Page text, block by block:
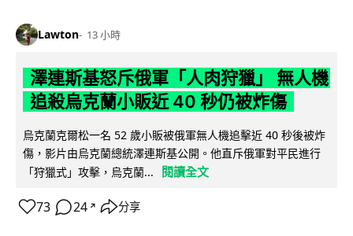
Lawton 13 小時
澤連斯基怒斥俄軍「人肉狩獵」 無人機
追殺烏克蘭小販近 40 秒仍被炸傷
烏克蘭克爾松一名 52 歲小販被俄軍無人機追擊近 40 秒後被炸
傷，影片由烏克蘭總統澤連斯基公開。他直斥俄軍對平民進行
「狩獵式」攻擊，烏克蘭...
閱讀全文
73 24 ↗ 分享